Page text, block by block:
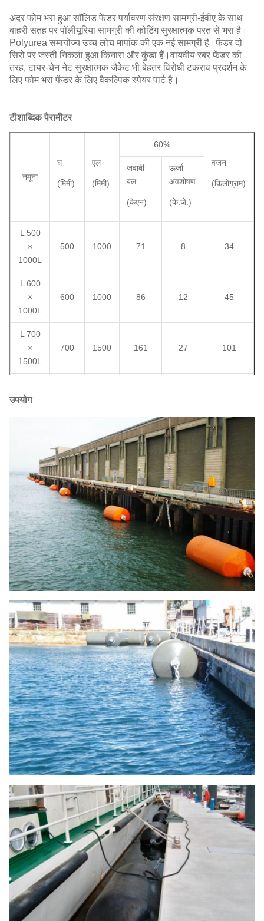
अंदर फोम भरा हुआ सॉलिड फेंडर पर्यावरण संरक्षण सामग्री-ईवीए के साथ
बाहरी सतह पर पॉलीयूरिया सामग्री की कोटिंग सुरक्षात्मक परत से भरा है।
Polyurea समायोज्य उच्च लोच मापांक की एक नई सामग्री है।फेंडर दो
सिरों पर जस्ती निकला हुआ किनारा और कुंडा हैं।वायवीय रबर फेंडर की
तरह, टायर-चेन नेट सुरक्षात्मक जैकेट भी बेहतर विरोधी टकराव प्रदर्शन के
लिए फोम भरा फेंडर के लिए वैकल्पिक स्पेयर पार्ट है।
टीशाब्दिक पैरामीटर
नमूना
घ
(मिमी)
एल
(मिमी)
60%
वजन
(किलोग्राम)
जवाबी
बल
(केएन)
ऊर्जा
अवशोषण
(के.जे.)
L 500
×
1000L
500 1000 71 8 34
L 600
×
1000L
600 1000 86 12 45
L 700
×
1500L
700 1500 161 27 101
1000
1000
×
1000 2000 274
L
1200
×
2000L
1200 2000 337 405
00
1200
×
2400L
2500
1350
×
2500
एल
1350 2500 463 145 626
L
1500
×
3000L
1500 3000 624 216 927
3000
1700
×
3000L
1700 3000 696 273 1191
00
2000
×
3500
एल
2000 3500 990 456
उपयोग